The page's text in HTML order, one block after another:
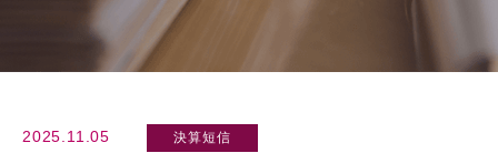
2025.11.05 決算短信